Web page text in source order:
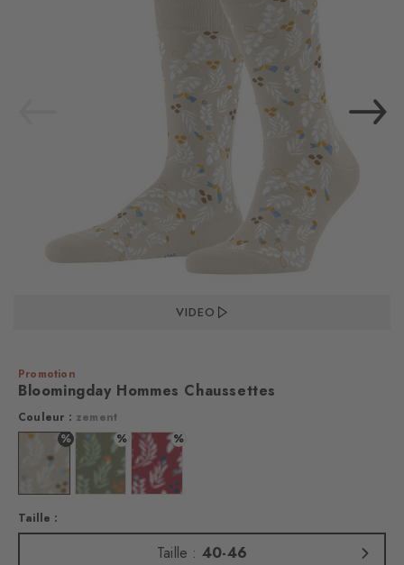
VIDEO
Promotion
Bloomingday Hommes Chaussettes
Couleur : zement
%
Couleur : zement
%
Couleur : salvia
%
Couleur : red pepper
Taille :
Taille : 40-46